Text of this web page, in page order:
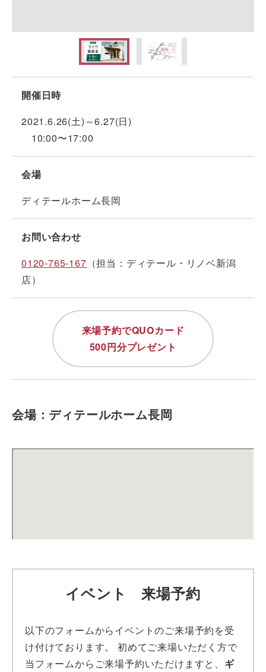
開催日時
2021.6.26(土)～6.27(日)
10:00〜17:00
会場
ディテールホーム長岡
お問い合わせ
0120-765-167 （担当：ディテール・リノベ新潟
店）
来場予約でQUOカード
500円分プレゼント
会場：ディテールホーム長岡
イベント 来場予約
以下のフォームからイベントのご来場予約を受
け付けております。 初めてご来場いただく方で
当フォームからご来場予約いただけますと、 ギ